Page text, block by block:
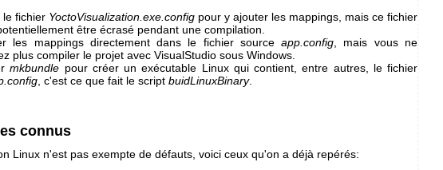
le fichier YoctoVisualization.exe.config pour y ajouter les mappings, mais ce fichier
être écrasé pendant une compilation.
les mappings directement dans le fichier sourceapp.config , mais vous ne
plus compiler le projet avec VisualStudio sous Windows.
mkbundle pour créer un exécutable Linux qui contient, entre autres, le fichier
, c'est ce que fait le script buidLinuxBinary.
connus
Linux n'est pas exempte de défauts, voici ceux qu'on a déjà repérés: